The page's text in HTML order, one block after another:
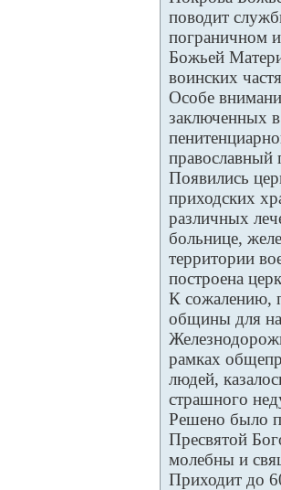
поводит
пограничном
Божьей
воинских
Особе
заключенных
православный
Появились
приходских
различных
больнице,
территории
построена
К сожалению,
общины для
рамках
людей,
страшного
Решено было
Пресвятой
молебны и
Приходит до